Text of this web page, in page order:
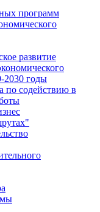
программ
развитие
2030 годы
по содействию в